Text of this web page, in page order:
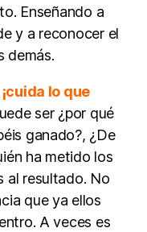
Enseñando a
y a reconocer el
demás.
lo que
ser ¿por qué
ganado?, ¿De
ha metido los
al resultado. No
que ya ellos
A veces es